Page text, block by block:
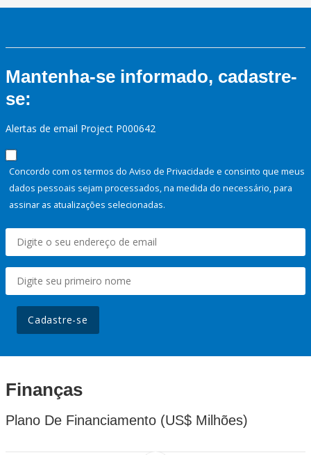
Mantenha-se informado, cadastre-
se:
Alertas de email Project P000642
Concordo com os termos do Aviso de Privacidade e consinto que meus
dados pessoais sejam processados, na medida do necessário, para
assinar as atualizações selecionadas.
Cadastre-se
Finanças
Plano De Financiamento (US$ Milhões)